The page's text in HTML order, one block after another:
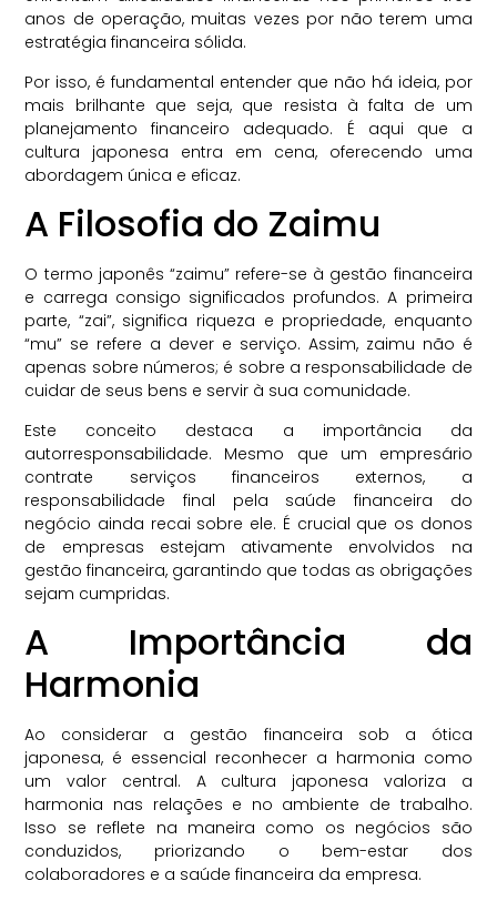
anos de operação, muitas vezes por não terem uma
estratégia financeira sólida.
Por isso, é fundamental entender que não há ideia, por
mais brilhante que seja, que resista à falta de um
planejamento financeiro adequado. É aqui que a
cultura japonesa entra em cena, oferecendo uma
abordagem única e eficaz.
A Filosofia do Zaimu
O termo japonês “zaimu” refere-se à gestão financeira
e carrega consigo significados profundos. A primeira
parte, “zai”, significa riqueza e propriedade, enquanto
“mu” se refere a dever e serviço. Assim, zaimu não é
apenas sobre números; é sobre a responsabilidade de
cuidar de seus bens e servir à sua comunidade.
Este conceito destaca a importância da
autorresponsabilidade. Mesmo que um empresário
contrate serviços financeiros externos, a
responsabilidade final pela saúde financeira do
negócio ainda recai sobre ele. É crucial que os donos
de empresas estejam ativamente envolvidos na
gestão financeira, garantindo que todas as obrigações
sejam cumpridas.
A Importância da
Harmonia
Ao considerar a gestão financeira sob a ótica
japonesa, é essencial reconhecer a harmonia como
um valor central. A cultura japonesa valoriza a
harmonia nas relações e no ambiente de trabalho.
Isso se reflete na maneira como os negócios são
conduzidos, priorizando o bem-estar dos
colaboradores e a saúde financeira da empresa.